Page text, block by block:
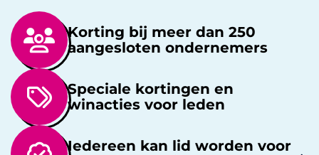
Korting bij meer dan 250
aangesloten ondernemers
Speciale kortingen en
winacties voor leden
Iedereen kan lid worden voor